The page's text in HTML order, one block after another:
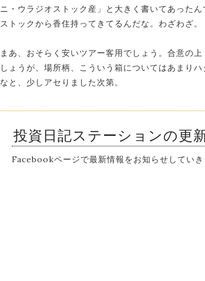
ニ・ウラジオストック産」と大きく書いてあった
ストックから香住持ってきてるんだな。わざわざ。
まあ、おそらく安いツアー客用でしょう。合意の
しょうが、場所柄、こういう箱についてはあまり
なと、少しアセりました次第。
投資日記ステーションの更
Facebookページで最新情報をお知らせしていき